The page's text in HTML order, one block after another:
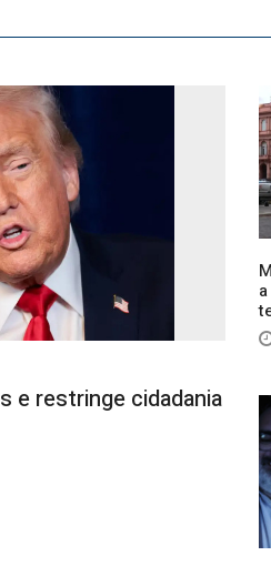
e restringe cidadania